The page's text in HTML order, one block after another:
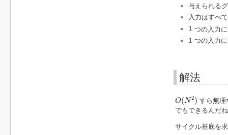
与えられる
入力はすべ
1
1 つの入力
1
1 つの入力
解法
O(N2)
O(N2)
すら無理
でもできるんだ
サイクル基底を